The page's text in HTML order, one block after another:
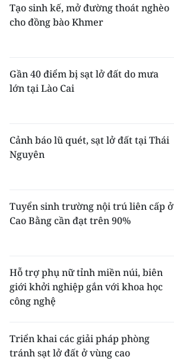
Tạo sinh kế, mở đường thoát nghèo
cho đồng bào Khmer
Gần 40 điểm bị sạt lở đất do mưa
lớn tại Lào Cai
Cảnh báo lũ quét, sạt lở đất tại Thái
Nguyên
Tuyển sinh trường nội trú liên cấp ở
Cao Bằng cần đạt trên 90%
Hỗ trợ phụ nữ tỉnh miền núi, biên
giới khởi nghiệp gắn với khoa học
công nghệ
Triển khai các giải pháp phòng
tránh sạt lở đất ở vùng cao